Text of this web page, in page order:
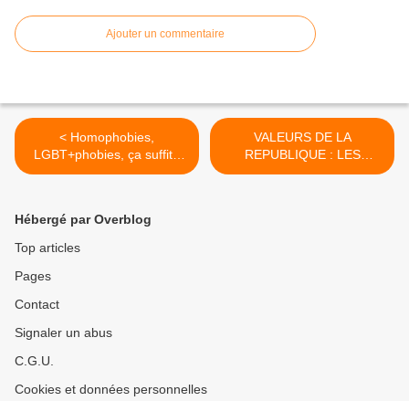
Ajouter un commentaire
< Homophobies,
LGBT+phobies, ça suffit !
Exposition itinérante
VALEURS DE LA
REPUBLIQUE : LES
SYMBOLES (exposition
Hébergé par Overblog
Top articles
Pages
Contact
Signaler un abus
C.G.U.
Cookies et données personnelles